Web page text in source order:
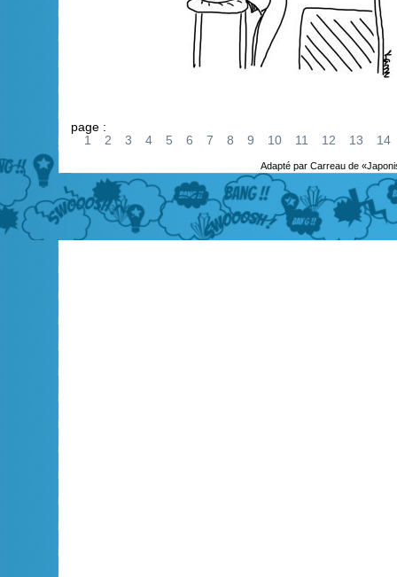
page :
1
2 3 4 5 6 7 8 9 10 11 12 13 14
Adapté par Carreau de